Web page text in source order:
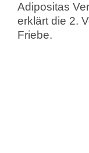
Adipositas
erklärt die 2.
Friebe.